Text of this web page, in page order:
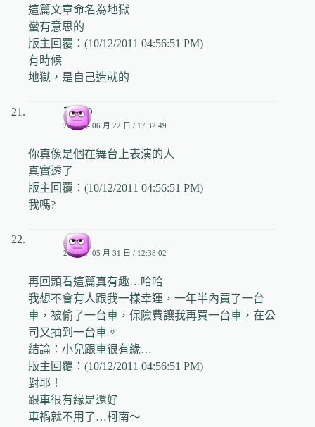
這篇文章命名為地獄
蠻有意思的
版主回覆：(10/12/2011 04:56:51 PM)
有時候
地獄，是自己造就的
艾MO
2009 年 06 月 22 日 / 17:32:49
你真像是個在舞台上表演的人
真實透了
版主回覆：(10/12/2011 04:56:51 PM)
我嗎?
小兒
2011 年 05 月 31 日 / 12:38:02
再回頭看這篇真有趣…哈哈
我想不會有人跟我一樣幸運，一年半內買了一台
車，被偷了一台車，保險費讓我再買一台車，在公
司又抽到一台車。
結論：小兒跟車很有緣…
版主回覆：(10/12/2011 04:56:51 PM)
對耶！
跟車很有緣是還好
車禍就不用了…柯南～